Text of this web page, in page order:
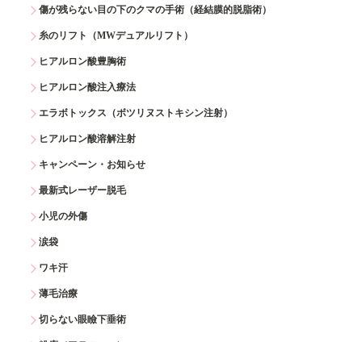
傷が残らない目の下のクマの手術（経結膜的脱脂術）
糸のリフト（MWデュアルリフト）
ヒアルロン酸豊胸術
ヒアルロン酸注入療法
エラボトックス（ボツリヌストキシン注射）
ヒアルロン酸溶解注射
キャンペーン・お知らせ
最新式レーザー脱毛
小児の外傷
涙袋
ワキ汗
薄毛治療
切らない眼瞼下垂術